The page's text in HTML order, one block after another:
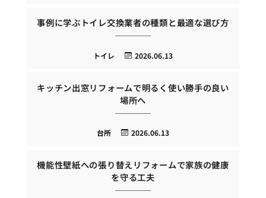
事例に学ぶトイレ交換業者の種類と最適な選び方
2026.06.13
トイレ
キッチン出窓リフォームで明るく使い勝手の良い
場所へ
2026.06.13
台所
機能性壁紙への張り替えリフォームで家族の健康
を守る工夫